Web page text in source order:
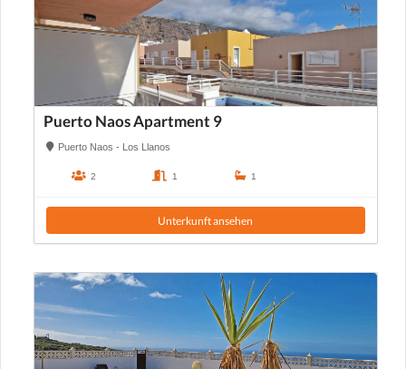
Puerto Naos Apartment 9
Puerto Naos - Los Llanos
2 1 1
Unterkunft ansehen